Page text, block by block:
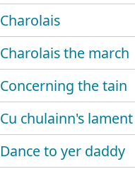
Charolais
Charolais the march
Concerning the tain
Cu chulainn's lament
Dance to yer daddy